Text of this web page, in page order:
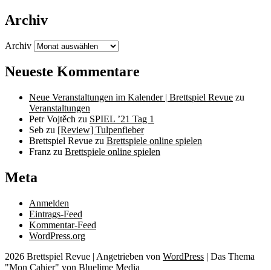
Archiv
Archiv
Neueste Kommentare
Neue Veranstaltungen im Kalender | Brettspiel Revue zu
Veranstaltungen
Petr Vojtěch zu SPIEL ’21 Tag 1
Seb zu [Review] Tulpenfieber
Brettspiel Revue zu Brettspiele online spielen
Franz zu Brettspiele online spielen
Meta
Anmelden
Eintrags-Feed
Kommentar-Feed
WordPress.org
2026 Brettspiel Revue | Angetrieben von WordPress | Das Thema
"Mon Cahier" von Bluelime Media